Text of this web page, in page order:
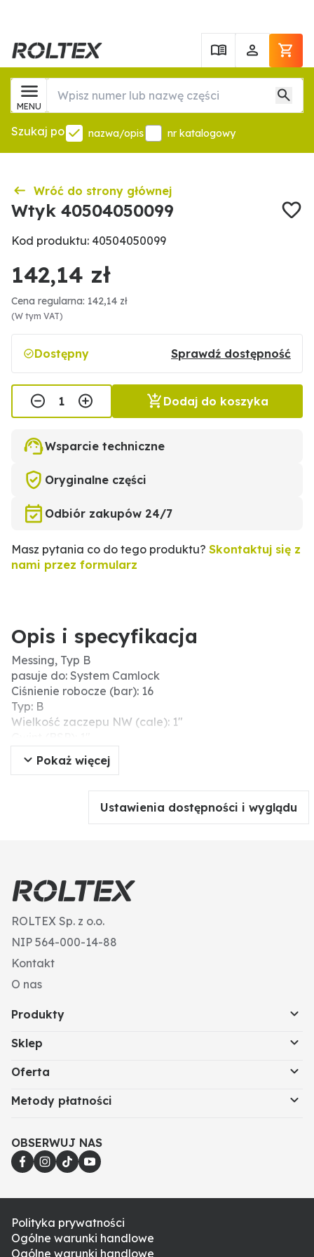
MENU
Szukaj po nazwa/opis nr katalogowy
Wróć do strony głównej
Wtyk 40504050099
Kod produktu: 40504050099
142,14 zł
Cena regularna: 142,14 zł
(W tym VAT)
Dostępny Sprawdź dostępność
Dodaj do koszyka
Wsparcie techniczne
Oryginalne części
Odbiór zakupów 24/7
Masz pytania co do tego produktu? Skontaktuj się z
nami przez formularz
Opis i specyfikacja
Messing, Typ B
pasuje do: System Camlock
Ciśnienie robocze (bar): 16
Typ: B
Wielkość zaczepu NW (cale): 1"
Materiał: Mosiądz
Pokaż więcej
Ustawienia dostępności i wyglądu
ROLTEX Sp. z o.o.
NIP 564-000-14-88
Kontakt
O nas
Produkty
Sklep
Oferta
Metody płatności
OBSERWUJ NAS
Polityka prywatności
Ogólne warunki handlowe
Ogólne warunki handlowe